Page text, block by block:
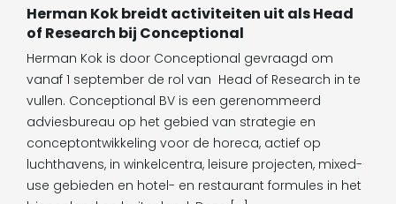
Herman Kok breidt activiteiten uit als Head
of Research bij Conceptional
Herman Kok is door Conceptional gevraagd om
vanaf 1 september de rol van Head of Research in te
vullen. Conceptional BV is een gerenommeerd
adviesbureau op het gebied van strategie en
conceptontwikkeling voor de horeca, actief op
luchthavens, in winkelcentra, leisure projecten, mixed-
use gebieden en hotel- en restaurant formules in het